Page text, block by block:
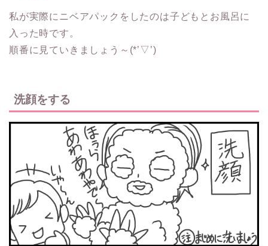
私が実際にニベアパックをしたのは子どもとお風呂に
入った時です。
順番に見ていきましょう～(*’▽’)
洗顔をする